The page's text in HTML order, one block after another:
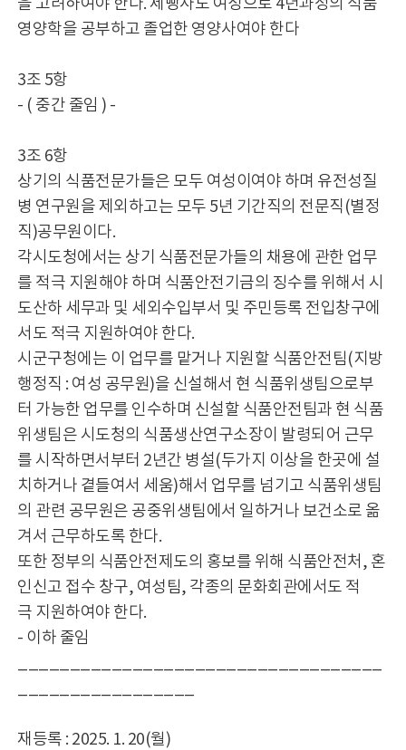
을 고려하여야 한다. 제빵사도 여성으로 4년과정의 식품
영양학을 공부하고 졸업한 영양사여야 한다
3조 5항
- ( 중간 줄임 ) -
3조 6항
상기의 식품전문가들은 모두 여성이여야 하며 유전성질
병 연구원을 제외하고는 모두 5년 기간직의 전문직(별정
직)공무원이다.
각시도청에서는 상기 식품전문가들의 채용에 관한 업무
를 적극 지원해야 하며 식품안전기금의 징수를 위해서 시
도산하 세무과 및 세외수입부서 및 주민등록 전입창구에
서도 적극 지원하여야 한다.
시군구청에는 이 업무를 맡거나 지원할 식품안전팀(지방
행정직 : 여성 공무원)을 신설해서 현 식품위생팀으로부
터 가능한 업무를 인수하며 신설할 식품안전팀과 현 식품
위생팀은 시도청의 식품생산연구소장이 발령되어 근무
를 시작하면서부터 2년간 병설(두가지 이상을 한곳에 설
치하거나 곁들여서 세움)해서 업무를 넘기고 식품위생팀
의 관련 공무원은 공중위생팀에서 일하거나 보건소로 옮
겨서 근무하도록 한다.
또한 정부의 식품안전제도의 홍보를 위해 식품안전처, 혼
인신고 접수 창구, 여성팀, 각종의 문화회관에서도 적
극 지원하여야 한다.
- 이하 줄임
재등록 : 2025. 1. 20(월)